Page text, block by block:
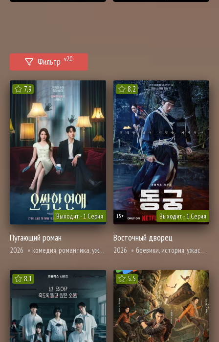
Фильтр v2.0
7,9
Выходит - 1 Серия
Пугающий роман
2026 комедия, романтика, ужасы, фэнтези
8,2
Выходит - 1 Серия
15+
Восточный дворец
2026 боевики, история, ужасы, фэнтези
8,1 5.5